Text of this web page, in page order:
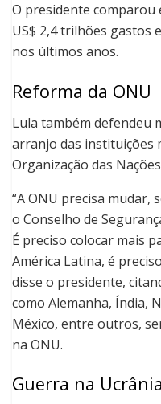
O presidente comparou
US$ 2,4 trilhões gastos
nos últimos anos.
Reforma da ONU
Lula também defendeu
arranjo das instituições
Organização das
“A ONU precisa mudar,
o Conselho de
É preciso colocar mais
América Latina, é
disse o presidente,
como Alemanha, Índia,
México, entre outros,
na ONU.
Guerra na Ucrânia